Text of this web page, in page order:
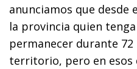
anunciamos que desde
la provincia quien
permanecer durante
territorio, pero en esos